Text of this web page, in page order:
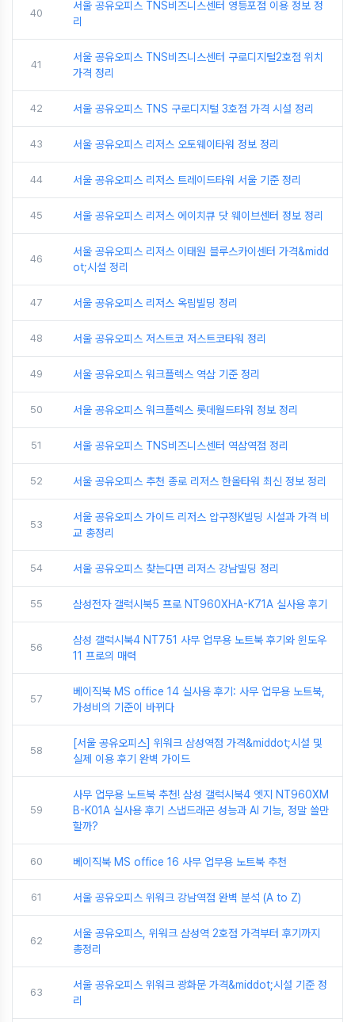
40
서울 공유오피스 TNS비즈니스센터 영등포점 이용 정보 정
리
41
서울 공유오피스 TNS비즈니스센터 구로디지털2호점 위치
가격 정리
42 서울 공유오피스 TNS 구로디지털 3호점 가격 시설 정리
43 서울 공유오피스 리저스 오토웨이타워 정보 정리
44 서울 공유오피스 리저스 트레이드타워 서울 기준 정리
45 서울 공유오피스 리저스 에이치큐 닷 웨이브센터 정보 정리
46
서울 공유오피스 리저스 이태원 블루스카이센터 가격&midd
ot;시설 정리
47 서울 공유오피스 리저스 옥림빌딩 정리
48 서울 공유오피스 저스트코 저스트코타워 정리
49 서울 공유오피스 워크플렉스 역삼 기준 정리
50 서울 공유오피스 워크플렉스 롯데월드타워 정보 정리
51 서울 공유오피스 TNS비즈니스센터 역삼역점 정리
52 서울 공유오피스 추천 종로 리저스 한올타워 최신 정보 정리
53
서울 공유오피스 가이드 리저스 압구정K빌딩 시설과 가격 비
교 총정리
54 서울 공유오피스 찾는다면 리저스 강남빌딩 정리
55 삼성전자 갤럭시북5 프로 NT960XHA-K71A 실사용 후기
56
삼성 갤럭시북4 NT751 사무 업무용 노트북 후기와 윈도우
11 프로의 매력
57
베이직북 MS office 14 실사용 후기: 사무 업무용 노트북,
가성비의 기준이 바뀌다
58
[서울 공유오피스] 위워크 삼성역점 가격&middot;시설 및
실제 이용 후기 완벽 가이드
59
사무 업무용 노트북 추천! 삼성 갤럭시북4 엣지 NT960XM
B-K01A 실사용 후기 스냅드래곤 성능과 AI 기능, 정말 쓸만
할까?
60 베이직북 MS office 16 사무 업무용 노트북 추천
61 서울 공유오피스 위워크 강남역점 완벽 분석 (A to Z)
62
서울 공유오피스, 위워크 삼성역 2호점 가격부터 후기까지
총정리
63
서울 공유오피스 위워크 광화문 가격&middot;시설 기준 정
리